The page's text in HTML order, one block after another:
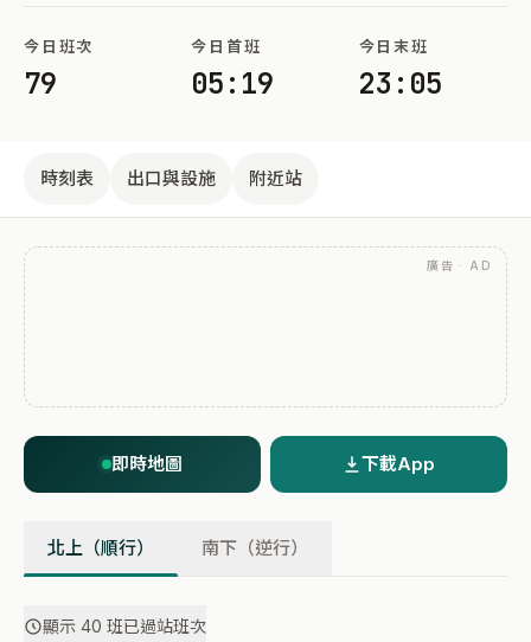
今日班次
79
今日首班
05:19
今日末班
23:05
時刻表 出口與設施 附近站
廣告 · AD
即時地圖 下載App
北上（順行） 南下（逆行）
顯示 40 班已過站班次